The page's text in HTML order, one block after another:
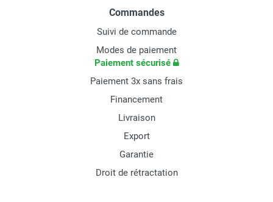
Commandes
Suivi de commande
Modes de paiement
Paiement sécurisé
Paiement 3x sans frais
Financement
Livraison
Export
Garantie
Droit de rétractation